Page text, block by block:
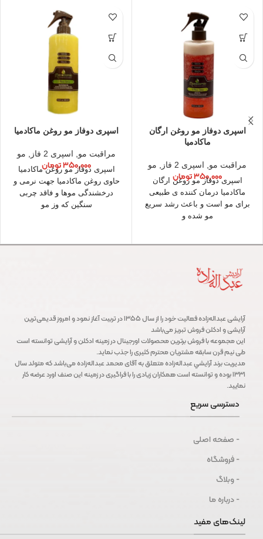
اسپری دوفاز مو روغن ارگان
ماکادمیا
مراقبت مو اسپری 2 فاز مو
۳۵۰,۰۰۰تومان
اسپری دوفاز مو روغن ارگان
ماکادمیا درمان کننده ی طبیعی
برای مو است و باعث رشد سریع
مو شده و
اسپری دوفاز مو روغن ماکادمیا
مراقبت مو اسپری 2 فاز مو
۳۵۰,۰۰۰تومان
اسپری دوفاز مو روغن ماکادمیا
حاوی روغن ماکادمیا جهت نرمی و
درخشندگی موها و فاقد چربی
سنگین که وز مو
آرايشی عبداله‌زاده فعاليت خود را از سال ۱۳۵۵ در تربیت آغاز نمود و امروز قدیمی‌ترین
آرایشی و ادكلن فروش تبریز می‌باشد
این مجموعه با فروش برترین محصولات اورجینال در زمینه ادكلن و آرایشی توانسته است
طی نيم قرن سابقه مشتریان محترم كثیری را جذب نمايد.
مديريت برند آرايشي عبداله‌زاده متعلق به آقای محمد عبداله‌زاده می‌باشد كه متولد سال
١٣٣١ بوده و توانسته است همكاران زيادی را با فراگيری در زمينه اين صنف اورد عرضه كار
نماييد.
دسترسی سریع
- صفحه اصلی
- فروشگاه
- وبلاگ
- درباره ما
لینک‌های مفید